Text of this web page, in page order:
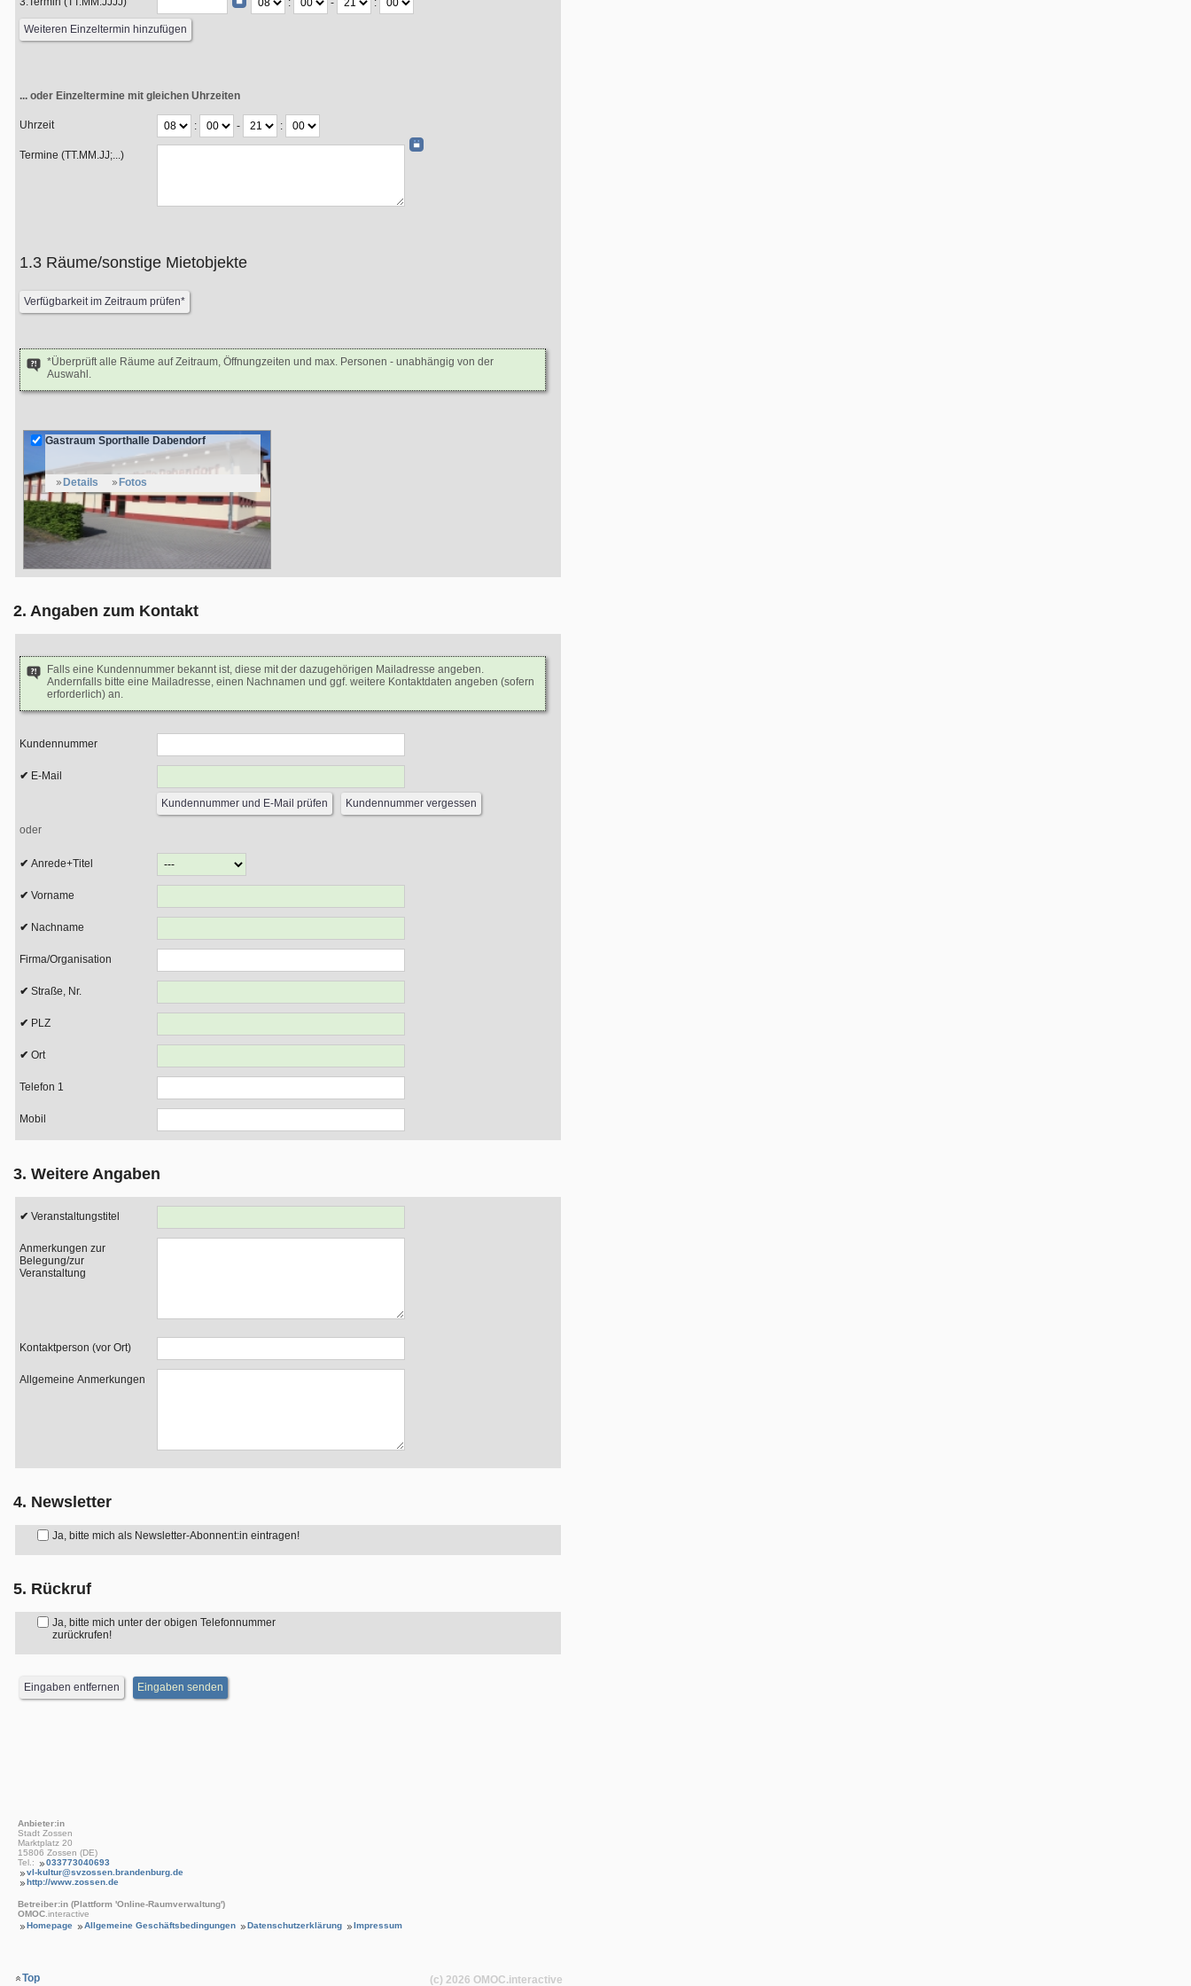
: - :
... oder Einzeltermine mit gleichen Uhrzeiten
Uhrzeit : - :
Termine (TT.MM.JJ;...)
1.3 Räume/sonstige Mietobjekte
*Überprüft alle Räume auf Zeitraum, Öffnungzeiten und max. Personen - unabhängig von der
Auswahl.
Gastraum Sporthalle Dabendorf
Details Fotos
2. Angaben zum Kontakt
Falls eine Kundennummer bekannt ist, diese mit der dazugehörigen Mailadresse angeben.
Andernfalls bitte eine Mailadresse, einen Nachnamen und ggf. weitere Kontaktdaten angeben (sofern
erforderlich) an.
Kundennummer
E-Mail
oder
Anrede+Titel
Vorname
Nachname
Firma/Organisation
Straße, Nr.
PLZ
Ort
Telefon 1
Mobil
3. Weitere Angaben
Veranstaltungstitel
Anmerkungen zur
Belegung/zur
Veranstaltung
Kontaktperson (vor Ort)
Allgemeine Anmerkungen
4. Newsletter
Ja, bitte mich als Newsletter-Abonnent:in eintragen!
5. Rückruf
Ja, bitte mich unter der obigen Telefonnummer
zurückrufen!
Anbieter:in
Stadt Zossen
Marktplatz 20
15806 Zossen (DE)
Tel.:
033773040693
vl-kultur@svzossen.brandenburg.de
http://www.zossen.de
Betreiber:in (Plattform 'Online-Raumverwaltung')
OMOC .interactive
Homepage
Allgemeine Geschäftsbedingungen Datenschutzerklärung Impressum
Top (c) 2026 OMOC.interactive